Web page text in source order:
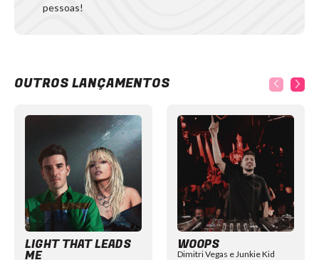
pessoas!
OUTROS LANÇAMENTOS
LIGHT THAT LEADS
ME
WOOPS
Dimitri Vegas e Junkie Kid